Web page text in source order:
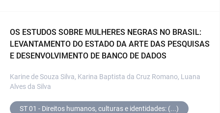
OS ESTUDOS SOBRE MULHERES NEGRAS NO BRASIL:
LEVANTAMENTO DO ESTADO DA ARTE DAS PESQUISAS
E DESENVOLVIMENTO DE BANCO DE DADOS
Karine de Souza Silva, Karina Baptista da Cruz Romano, Luana
Alves da Silva
ST 01 - Direitos humanos, culturas e identidades: (...)